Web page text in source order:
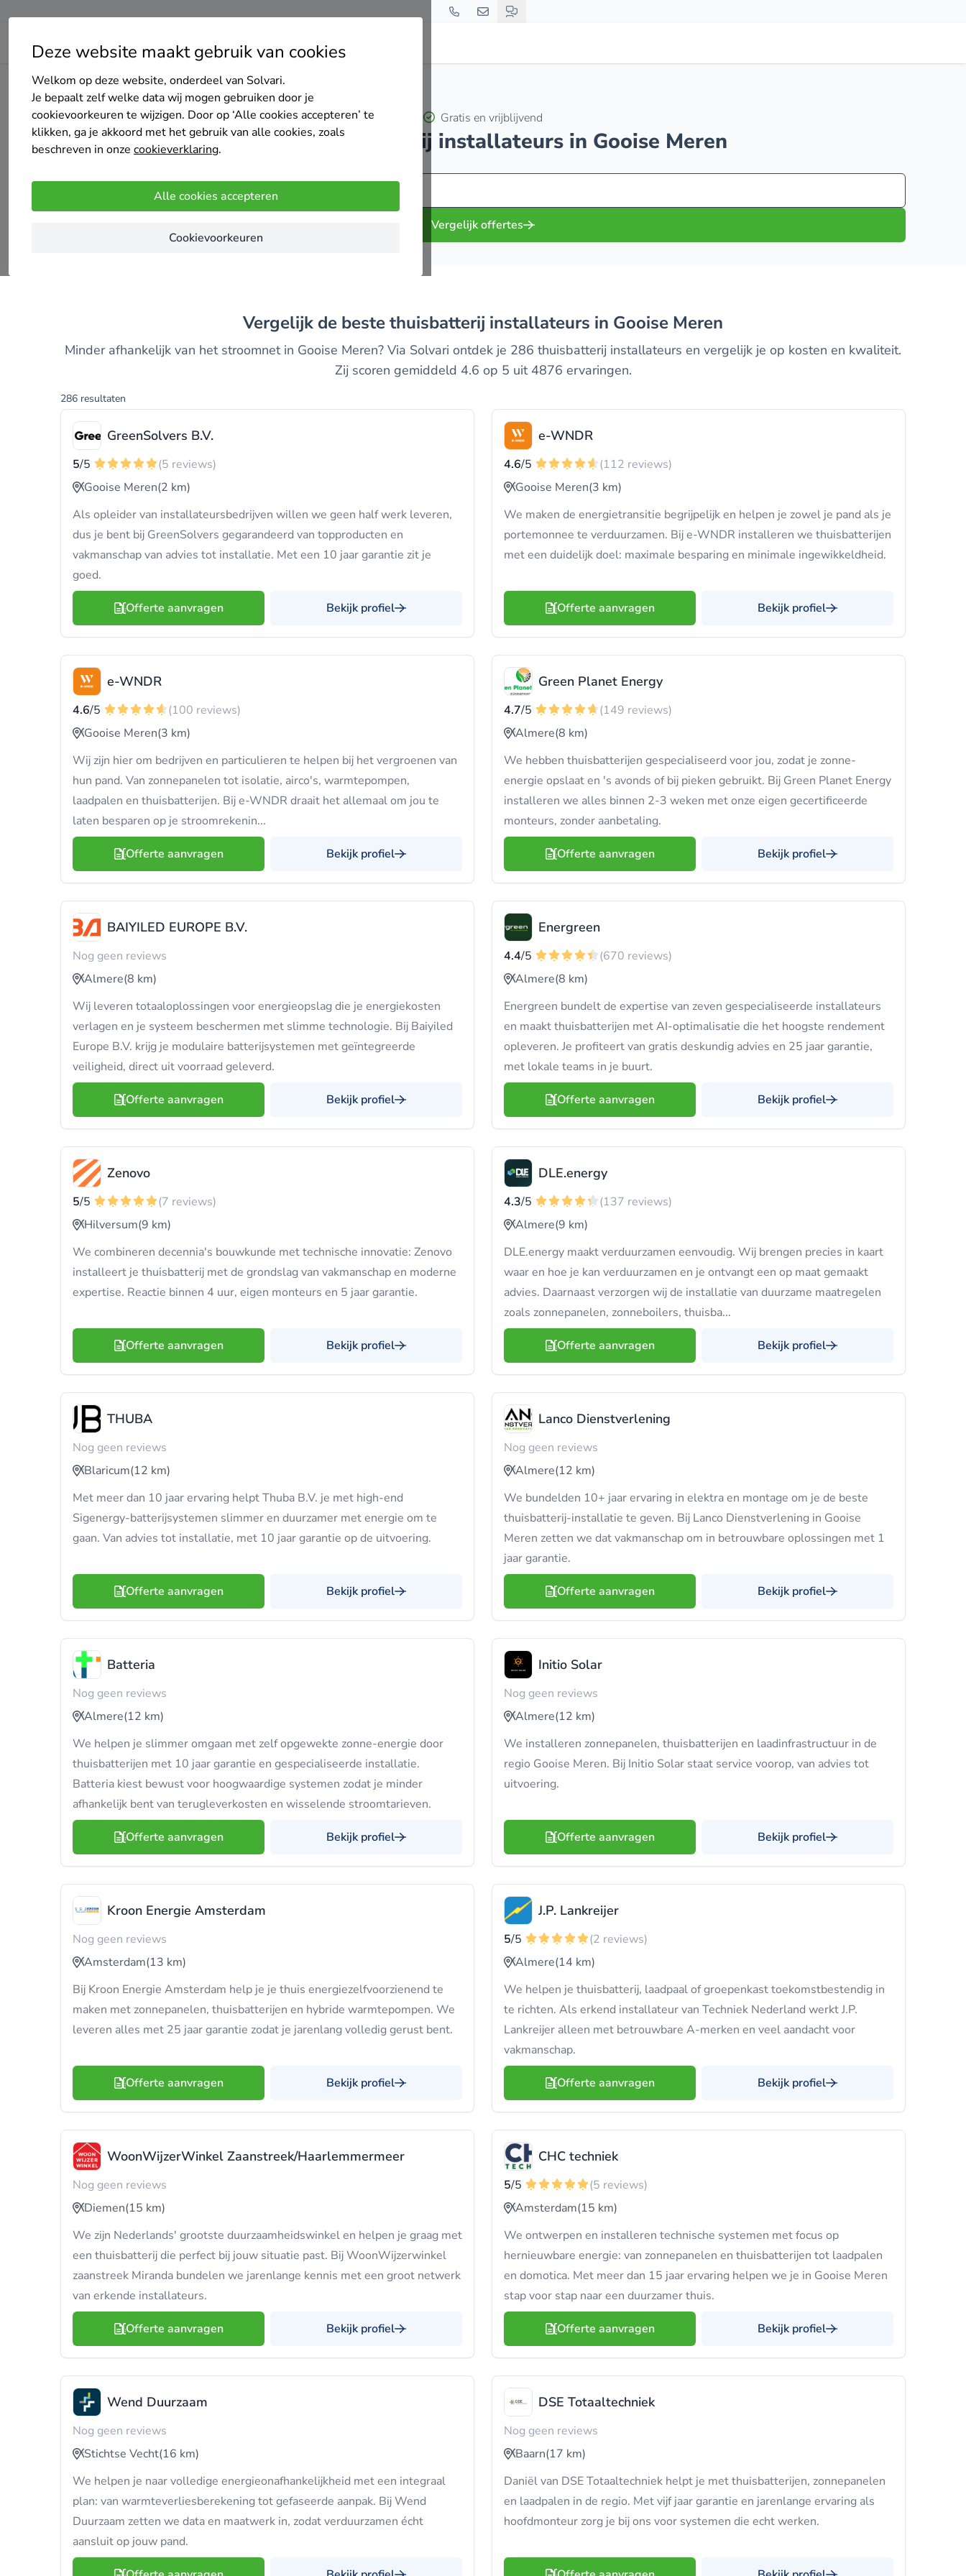
Deze website maakt gebruik van cookies
Welkom op deze website, onderdeel van Solvari.
Je bepaalt zelf welke data wij mogen gebruiken door je
cookievoorkeuren te wijzigen. Door op ‘Alle cookies accepteren’ te
klikken, ga je akkoord met het gebruik van alle cookies, zoals
beschreven in onze cookieverklaring.
Alle cookies accepteren
Cookievoorkeuren
Home Thuisbatterij Noord-Holland Gooise Meren
Gratis en vrijblijvend
Top 20 thuisbatterij installateurs in Gooise Meren
Vergelijk offertes
Vergelijk de beste thuisbatterij installateurs in Gooise Meren
Minder afhankelijk van het stroomnet in Gooise Meren? Via Solvari ontdek je 286 thuisbatterij installateurs en vergelijk je op kosten en kwaliteit.
Zij scoren gemiddeld 4.6 op 5 uit 4876 ervaringen.
286 resultaten
GreenSolvers B.V.
5/5
(5 reviews)
Gooise Meren(2 km)
Als opleider van installateursbedrijven willen we geen half werk leveren,
dus je bent bij GreenSolvers gegarandeerd van topproducten en
vakmanschap van advies tot installatie. Met een 10 jaar garantie zit je
goed.
Offerte aanvragen Bekijk profiel
e-WNDR
4.6/5
(112 reviews)
Gooise Meren(3 km)
We maken de energietransitie begrijpelijk en helpen je zowel je pand als je
portemonnee te verduurzamen. Bij e-WNDR installeren we thuisbatterijen
met een duidelijk doel: maximale besparing en minimale ingewikkeldheid.
Offerte aanvragen Bekijk profiel
e-WNDR
4.6/5
(100 reviews)
Gooise Meren(3 km)
Wij zijn hier om bedrijven en particulieren te helpen bij het vergroenen van
hun pand. Van zonnepanelen tot isolatie, airco's, warmtepompen,
laadpalen en thuisbatterijen. Bij e-WNDR draait het allemaal om jou te
laten besparen op je stroomrekenin...
Offerte aanvragen Bekijk profiel
Green Planet Energy
4.7/5
(149 reviews)
Almere(8 km)
We hebben thuisbatterijen gespecialiseerd voor jou, zodat je zonne-
energie opslaat en 's avonds of bij pieken gebruikt. Bij Green Planet Energy
installeren we alles binnen 2-3 weken met onze eigen gecertificeerde
monteurs, zonder aanbetaling.
Offerte aanvragen Bekijk profiel
BAIYILED EUROPE B.V.
Nog geen reviews
Almere(8 km)
Wij leveren totaaloplossingen voor energieopslag die je energiekosten
verlagen en je systeem beschermen met slimme technologie. Bij Baiyiled
Europe B.V. krijg je modulaire batterijsystemen met geïntegreerde
veiligheid, direct uit voorraad geleverd.
Offerte aanvragen Bekijk profiel
Energreen
4.4/5
(670 reviews)
Almere(8 km)
Energreen bundelt de expertise van zeven gespecialiseerde installateurs
en maakt thuisbatterijen met AI-optimalisatie die het hoogste rendement
opleveren. Je profiteert van gratis deskundig advies en 25 jaar garantie,
met lokale teams in je buurt.
Offerte aanvragen Bekijk profiel
Zenovo
5/5
(7 reviews)
Hilversum(9 km)
We combineren decennia's bouwkunde met technische innovatie: Zenovo
installeert je thuisbatterij met de grondslag van vakmanschap en moderne
expertise. Reactie binnen 4 uur, eigen monteurs en 5 jaar garantie.
Offerte aanvragen Bekijk profiel
DLE.energy
4.3/5
(137 reviews)
Almere(9 km)
DLE.energy maakt verduurzamen eenvoudig. Wij brengen precies in kaart
waar en hoe je kan verduurzamen en je ontvangt een op maat gemaakt
advies. Daarnaast verzorgen wij de installatie van duurzame maatregelen
zoals zonnepanelen, zonneboilers, thuisba...
Offerte aanvragen Bekijk profiel
THUBA
Nog geen reviews
Blaricum(12 km)
Met meer dan 10 jaar ervaring helpt Thuba B.V. je met high-end
Sigenergy-batterijsystemen slimmer en duurzamer met energie om te
gaan. Van advies tot installatie, met 10 jaar garantie op de uitvoering.
Offerte aanvragen Bekijk profiel
Lanco Dienstverlening
Nog geen reviews
Almere(12 km)
We bundelden 10+ jaar ervaring in elektra en montage om je de beste
thuisbatterij-installatie te geven. Bij Lanco Dienstverlening in Gooise
Meren zetten we dat vakmanschap om in betrouwbare oplossingen met 1
jaar garantie.
Offerte aanvragen Bekijk profiel
Batteria
Nog geen reviews
Almere(12 km)
We helpen je slimmer omgaan met zelf opgewekte zonne-energie door
thuisbatterijen met 10 jaar garantie en gespecialiseerde installatie.
Batteria kiest bewust voor hoogwaardige systemen zodat je minder
afhankelijk bent van terugleverkosten en wisselende stroomtarieven.
Offerte aanvragen Bekijk profiel
Initio Solar
Nog geen reviews
Almere(12 km)
We installeren zonnepanelen, thuisbatterijen en laadinfrastructuur in de
regio Gooise Meren. Bij Initio Solar staat service voorop, van advies tot
uitvoering.
Offerte aanvragen Bekijk profiel
Kroon Energie Amsterdam
Nog geen reviews
Amsterdam(13 km)
Bij Kroon Energie Amsterdam help je je thuis energiezelfvoorzienend te
maken met zonnepanelen, thuisbatterijen en hybride warmtepompen. We
leveren alles met 25 jaar garantie zodat je jarenlang volledig gerust bent.
Offerte aanvragen Bekijk profiel
J.P. Lankreijer
5/5
(2 reviews)
Almere(14 km)
We helpen je thuisbatterij, laadpaal of groepenkast toekomstbestendig in
te richten. Als erkend installateur van Techniek Nederland werkt J.P.
Lankreijer alleen met betrouwbare A-merken en veel aandacht voor
vakmanschap.
Offerte aanvragen Bekijk profiel
WoonWijzerWinkel Zaanstreek/Haarlemmermeer
Nog geen reviews
Diemen(15 km)
We zijn Nederlands' grootste duurzaamheidswinkel en helpen je graag met
een thuisbatterij die perfect bij jouw situatie past. Bij WoonWijzerwinkel
zaanstreek Miranda bundelen we jarenlange kennis met een groot netwerk
van erkende installateurs.
Offerte aanvragen Bekijk profiel
CHC techniek
5/5
(5 reviews)
Amsterdam(15 km)
We ontwerpen en installeren technische systemen met focus op
hernieuwbare energie: van zonnepanelen en thuisbatterijen tot laadpalen
en domotica. Met meer dan 15 jaar ervaring helpen we je in Gooise Meren
stap voor stap naar een duurzamer thuis.
Offerte aanvragen Bekijk profiel
Wend Duurzaam
Nog geen reviews
Stichtse Vecht(16 km)
We helpen je naar volledige energieonafhankelijkheid met een integraal
plan: van warmteverliesberekening tot gefaseerde aanpak. Bij Wend
Duurzaam zetten we data en maatwerk in, zodat verduurzamen écht
aansluit op jouw pand.
DSE Totaaltechniek
Nog geen reviews
Baarn(17 km)
Daniël van DSE Totaaltechniek helpt je met thuisbatterijen, zonnepanelen
en laadpalen in de regio. Met vijf jaar garantie en jarenlange ervaring als
hoofdmonteur zorg je bij ons voor systemen die echt werken.